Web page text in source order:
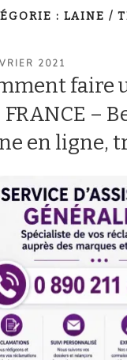
: LAINE /
2021
faire
FRANCE –
en ligne,